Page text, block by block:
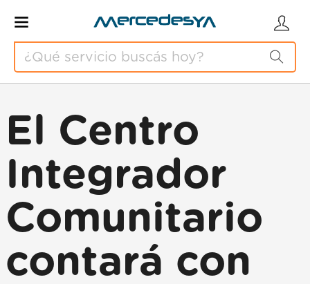
El Centro
Integrador
Comunitario
contará con